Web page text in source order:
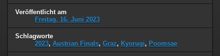
Veröffentlicht am
Freitag, 16. Juni 2023
Schlagworte
2023, Austrian Finals, Graz, Kyorugi, Poomsae